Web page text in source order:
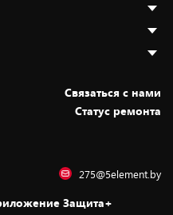
Cвязаться с нами
Статус ремонта
275@5element.by
Защита+